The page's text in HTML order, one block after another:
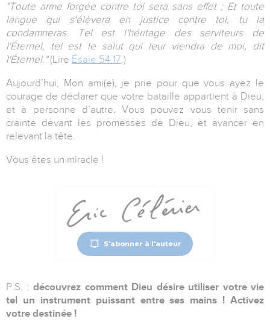
"Toute arme forgée contre toi sera sans effet ; Et toute
langue qui s'élèvera en justice contre toi, tu la
condamneras. Tel est l'héritage des serviteurs de
l'Éternel, tel est le salut qui leur viendra de moi, dit
l'Éternel."(Lire Ésaïe 54.17.)
Aujourd’hui, Mon ami(e), je prie pour que vous ayez le
courage de déclarer que votre bataille appartient à Dieu,
et à personne d’autre. Vous pouvez vous tenir sans
crainte devant les promesses de Dieu, et avancer en
relevant la tête.
Vous êtes un miracle !
S'abonner à l'auteur
P.S. : découvrez comment Dieu désire utiliser votre vie
tel un instrument puissant entre ses mains ! Activez
votre destinée !